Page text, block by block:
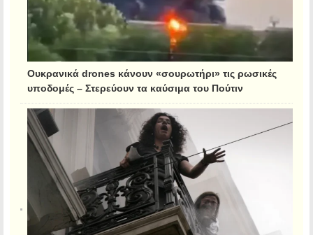
Ουκρανικά drones κάνουν «σουρωτήρι» τις ρωσικές
υποδομές – Στερεύουν τα καύσιμα του Πούτιν